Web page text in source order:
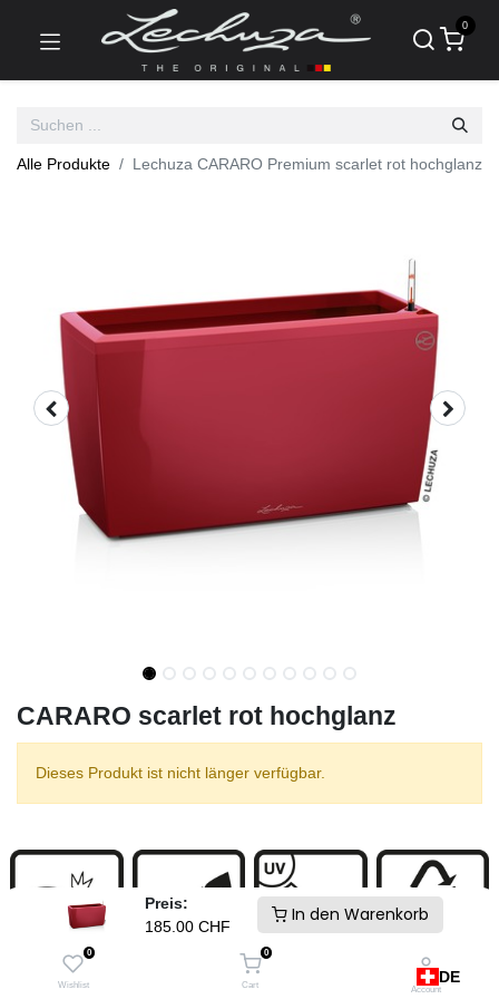
Preis:
185.00 CHF
In den Warenkorb
0
Wishlist
0
Cart Account
0
Alle Produkte Lechuza CARARO Premium scarlet rot hochglanz
CARARO scarlet rot hochglanz
Dieses Produkt ist nicht länger verfügbar.
DE